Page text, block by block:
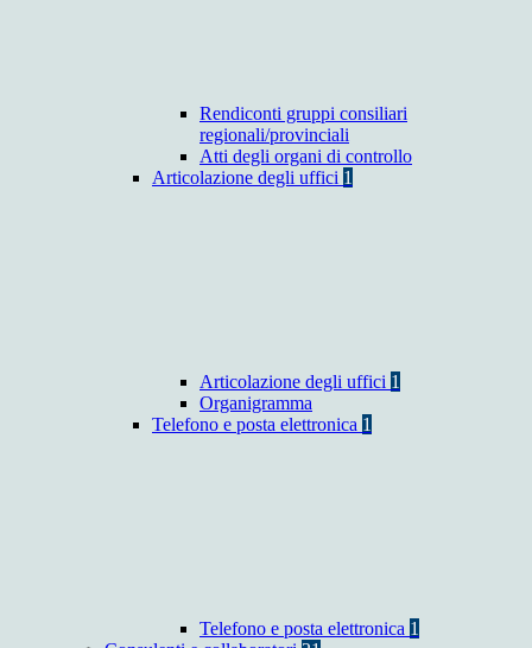
Rendiconti gruppi consiliari
regionali/provinciali
Atti degli organi di controllo
Articolazione degli uffici 1
Articolazione degli uffici 1
Organigramma
Telefono e posta elettronica 1
Telefono e posta elettronica 1